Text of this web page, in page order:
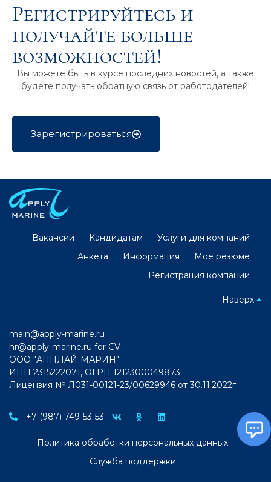
Регистрируйтесь и
получайте больше
возможностей!
Вы можете быть в курсе последних новостей, а также
будете получать обратную связь от работодателей!
Зарегистрироваться
Вакансии Кандидатам
Услуги для компаний
Анкета
Информация
Моё резюме
Регистрация компании
Наверх
main@apply-marine.ru
hr@apply-marine.ru for CV
ООО "АППЛАЙ-МАРИН"
ИНН 2315222071, ОГРН 1212300049873
Лицензия № Л031-00121-23/00629946 от 30.11.2022г.
+7 (987) 749-53-53
Политика обработки персональных данных
Служба поддержки